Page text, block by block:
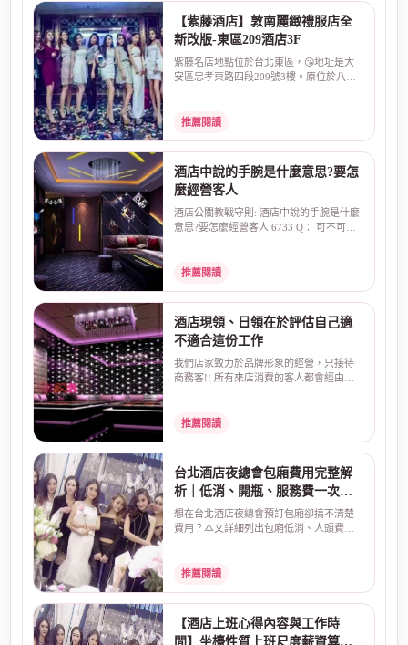
【紫藤酒店】敦南麗緻禮服店全
新改版-東區209酒店3F
紫藤名店地點位於台北東區，😘地址是大
安區忠孝東路四段209號3樓。原位於八德
推薦閱讀
酒店中說的手腕是什麼意思?要怎
麼經營客人
酒店公關教戰守則: 酒店中說的手腕是什麼
意思?要怎麼經營客人 6733 Q： 可不可以.
推薦閱讀
酒店現領、日領在於評估自己適
不適合這份工作
我們店家致力於品牌形象的經營，只接待
商務客!! 所有來店消費的客人都會經由店
推薦閱讀
台北酒店夜總會包廂費用完整解
析｜低消、開瓶、服務費一次看
懂
想在台北酒店夜總會預訂包廂卻搞不清楚
費用？本文詳細列出包廂低消、人頭費、
推薦閱讀
【酒店上班心得內容與工作時
間】坐檯性質上班尺度薪資算法